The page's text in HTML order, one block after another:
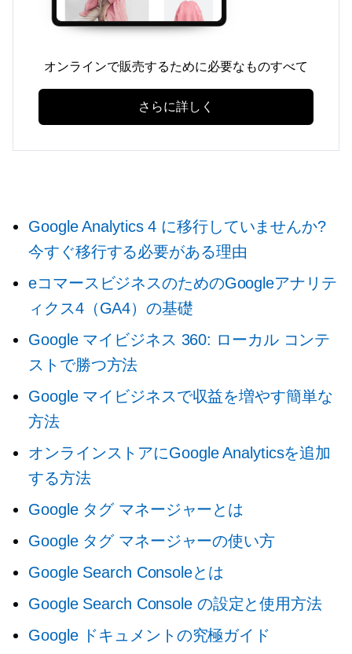
オンラインで販売するために必要なものすべて
さらに詳しく
Google Analytics 4 に移行していませんか?
今すぐ移行する必要がある理由
eコマースビジネスのためのGoogleアナリテ
ィクス4（GA4）の基礎
Google マイビジネス 360: ローカル コンテ
ストで勝つ方法
Google マイビジネスで収益を増やす簡単な
方法
オンラインストアにGoogle Analyticsを追加
する方法
Google タグ マネージャーとは
Google タグ マネージャーの使い方
Google Search Consoleとは
Google Search Console の設定と使用方法
Google ドキュメントの究極ガイド